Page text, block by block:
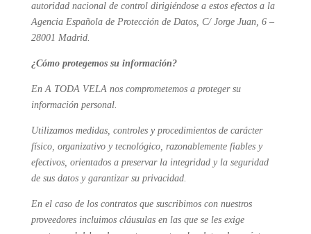
autoridad nacional de control dirigiéndose a estos efectos a la
Agencia Española de Protección de Datos, C/ Jorge Juan, 6 –
28001 Madrid.
¿Cómo protegemos su información?
En A TODA VELA nos comprometemos a proteger su
información personal.
Utilizamos medidas, controles y procedimientos de carácter
físico, organizativo y tecnológico, razonablemente fiables y
efectivos, orientados a preservar la integridad y la seguridad
de sus datos y garantizar su privacidad.
En el caso de los contratos que suscribimos con nuestros
proveedores incluimos cláusulas en las que se les exige